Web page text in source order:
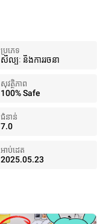
ប្រភេទ
សិល្បៈ និងការរចនា
សុវត្ថិភាព
100% Safe
ជំនាន់
7.0
អាប់ដេត
2025.05.23